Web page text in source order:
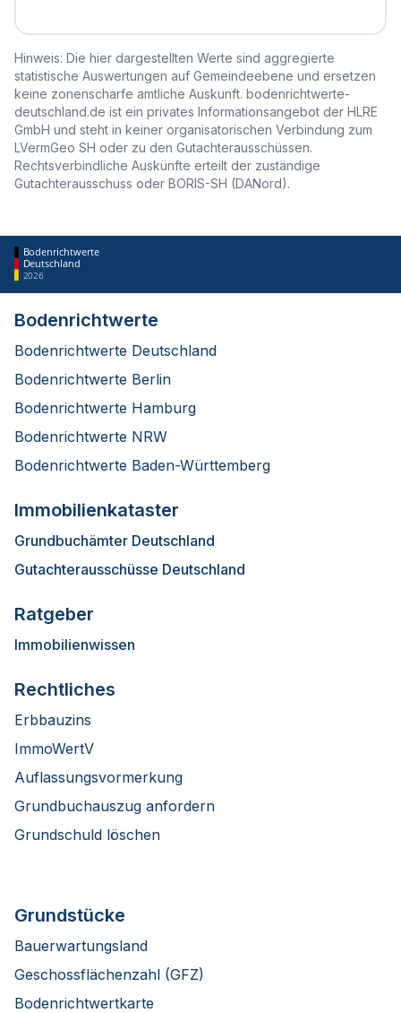
Hinweis: Die hier dargestellten Werte sind aggregierte
statistische Auswertungen auf Gemeindeebene und ersetzen
keine zonenscharfe amtliche Auskunft. bodenrichtwerte-
deutschland.de ist ein privates Informationsangebot der HLRE
GmbH und steht in keiner organisatorischen Verbindung zum
LVermGeo SH oder zu den Gutachterausschüssen.
Rechtsverbindliche Auskünfte erteilt der zuständige
Gutachterausschuss oder BORIS-SH (DANord).
Bodenrichtwerte
Deutschland
2026
Bodenrichtwerte
Bodenrichtwerte Deutschland
Bodenrichtwerte Berlin
Bodenrichtwerte Hamburg
Bodenrichtwerte NRW
Bodenrichtwerte Baden-Württemberg
Immobilienkataster
Grundbuchämter Deutschland
Gutachterausschüsse Deutschland
Ratgeber
Immobilienwissen
Rechtliches
Erbbauzins
ImmoWertV
Auflassungsvormerkung
Grundbuchauszug anfordern
Grundschuld löschen
Grundstücke
Bauerwartungsland
Geschossflächenzahl (GFZ)
Bodenrichtwertkarte